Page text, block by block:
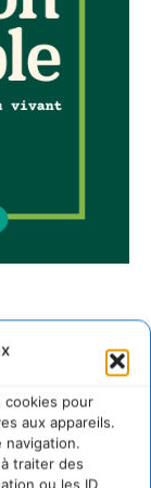
cookies pour
aux appareils.
navigation.
traiter des
ou les ID
2026)
vivantes